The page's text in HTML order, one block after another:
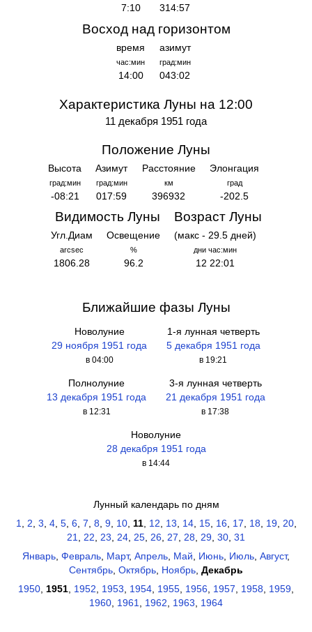
7:10 314:57
Восход над горизонтом
время
час:мин
14:00
азимут
град:мин
043:02
Характеристика Луны на 12:00
11 декабря 1951 года
Положение Луны
Высота
град:мин
-08:21
Азимут
град:мин
017:59
Расстояние
км
396932
Элонгация
град
-202.5
Видимость Луны
Угл.Диам
arcsec
1806.28
Освещение
%
96.2
Возраст Луны
(макс - 29.5 дней)
дни час:мин
12 22:01
Ближайшие фазы Луны
Новолуние
29 ноября 1951 года
в 04:00
1-я лунная четверть
5 декабря 1951 года
в 19:21
Полнолуние
13 декабря 1951 года
в 12:31
3-я лунная четверть
21 декабря 1951 года
в 17:38
Новолуние
28 декабря 1951 года
в 14:44
Лунный календарь по дням
1, 2, 3, 4, 5, 6, 7, 8, 9, 10, 11, 12, 13, 14, 15, 16, 17, 18, 19, 20,
21, 22, 23, 24, 25, 26, 27, 28, 29, 30, 31
Январь Февраль Март, Апрель Май Июнь Июль Август,
Сентябрь Октябрь Ноябрь Декабрь
1950 1951 1952 1953 1954 1955 1956 1957 1958 1959
1960 1961 1962 1963 1964